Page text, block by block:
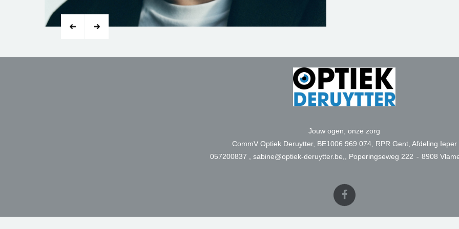
Jouw ogen, onze zorg
CommV Optiek Deruytter, BE1006 969 074, RPR Gent, Afdeling Ieper
057200837 , sabine@optiek-deruytter.be,, Poperingseweg 222 - 8908